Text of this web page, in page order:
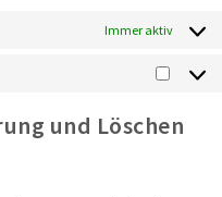
Immer aktiv
und Löschen